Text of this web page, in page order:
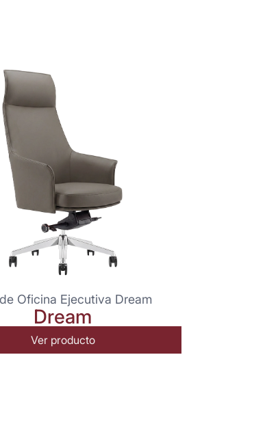
Oficina Ejecutiva Dream
Dream
Ver producto